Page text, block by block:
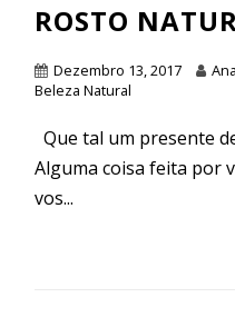
ROSTO
Dezembro 13, 2017
Beleza Natural
Que tal um presente
Alguma coisa feita por
vos...